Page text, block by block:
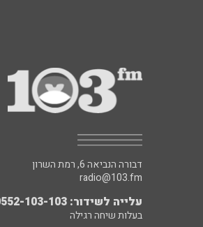
דבורה הנביאה 6, רמת השרון
radio@103.fm
עלייה לשידור: 0552-103-103
בעלות שיחה רגילה